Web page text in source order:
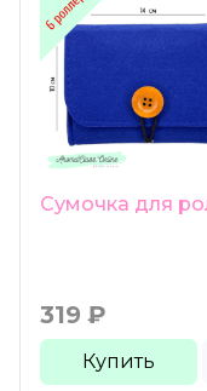
319 ₽
Купить